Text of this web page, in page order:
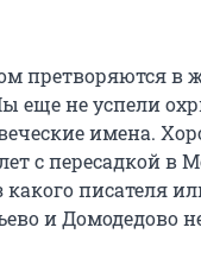
претворяются в
не успели
имена.
с пересадкой в
писателя
и Домодедово